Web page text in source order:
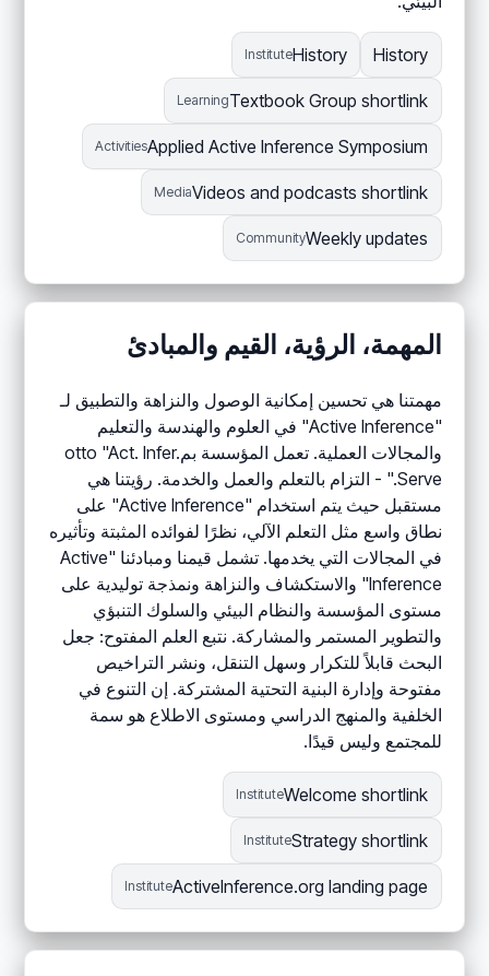
History
History
Institute
Textbook Group shortlink
Learning
Applied Active Inference Symposium
Activities
Videos and podcasts shortlink
Media
Weekly updates
Community
المهمة، الرؤية، القيم والمبادئ
مهمتنا هي تحسين إمكانية الوصول والنزاهة والتطبيق لـ
"Active Inference" في العلوم والهندسة والتعليم
والمجالات العملية. تعمل المؤسسة بمotto "Act. Infer.
Serve." - التزام بالتعلم والعمل والخدمة. رؤيتنا هي
مستقبل حيث يتم استخدام "Active Inference" على
نطاق واسع مثل التعلم الآلي، نظرًا لفوائده المثبتة وتأثيره
في المجالات التي يخدمها. تشمل قيمنا ومبادئنا "Active
Inference" والاستكشاف والنزاهة ونمذجة توليدية على
مستوى المؤسسة والنظام البيئي والسلوك التنبؤي
والتطوير المستمر والمشاركة. نتبع العلم المفتوح: جعل
البحث قابلاً للتكرار وسهل التنقل، ونشر التراخيص
مفتوحة وإدارة البنية التحتية المشتركة. إن التنوع في
الخلفية والمنهج الدراسي ومستوى الاطلاع هو سمة
للمجتمع وليس قيدًا.
Welcome shortlink
Institute
Strategy shortlink
Institute
ActiveInference.org landing page
Institute